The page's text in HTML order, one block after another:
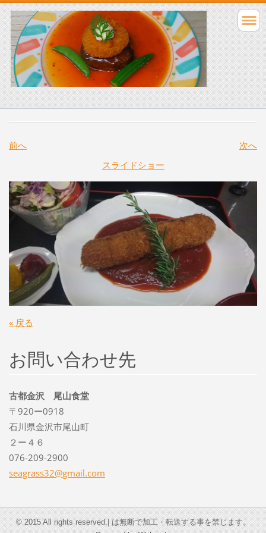
前へ
次へ
スライドショー
« 戻る
お問い合わせ先
古都金沢 尾山食堂
〒920ー0918
石川県金沢市尾山町
２ー４６
076-209-2900
seagrass32@gmail.com
© 2015 All rights reserved.| は無断で加工・転送する事を禁じます。